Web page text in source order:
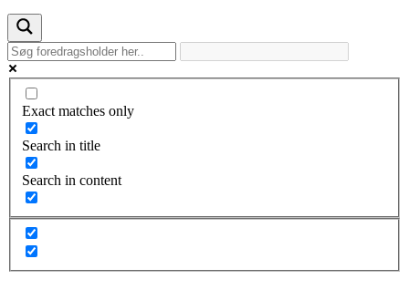
Exact matches only
Search in title
Search in content